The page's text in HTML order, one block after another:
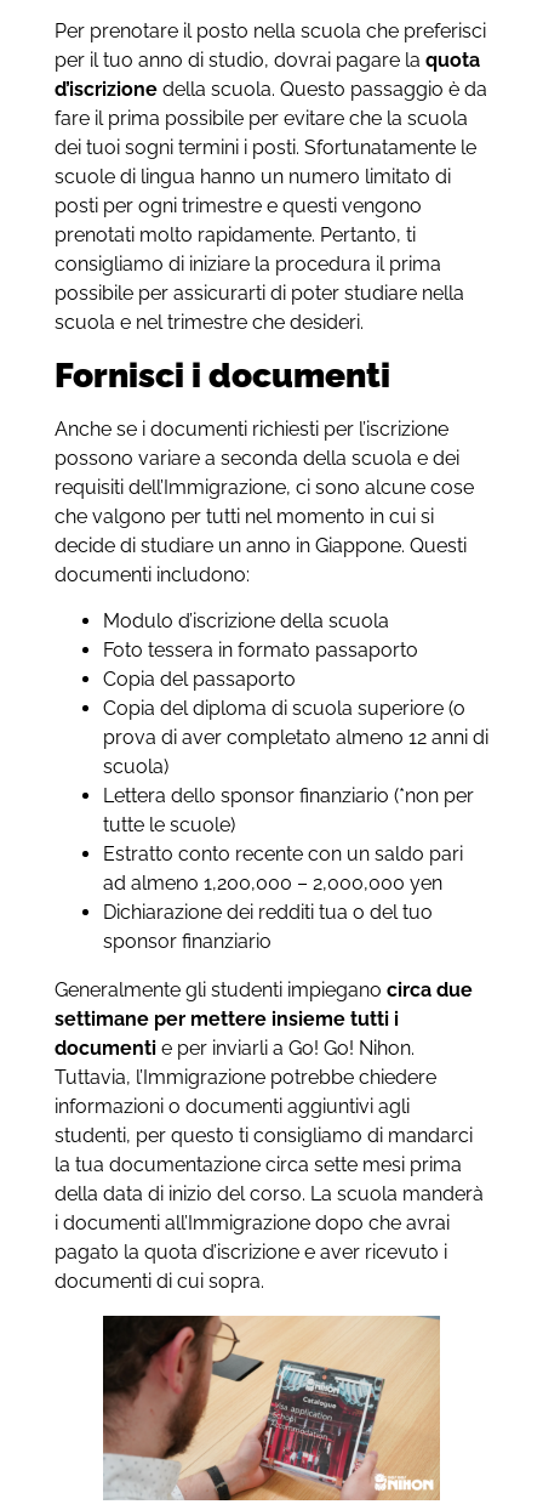
Per prenotare il posto nella scuola che preferisci
per il tuo anno di studio, dovrai pagare la quota
d’iscrizione della scuola. Questo passaggio è da
fare il prima possibile per evitare che la scuola
dei tuoi sogni termini i posti. Sfortunatamente le
scuole di lingua hanno un numero limitato di
posti per ogni trimestre e questi vengono
prenotati molto rapidamente. Pertanto, ti
consigliamo di iniziare la procedura il prima
possibile per assicurarti di poter studiare nella
scuola e nel trimestre che desideri.
Fornisci i documenti
Anche se i documenti richiesti per l’iscrizione
possono variare a seconda della scuola e dei
requisiti dell’Immigrazione, ci sono alcune cose
che valgono per tutti nel momento in cui si
decide di studiare un anno in Giappone. Questi
documenti includono:
Modulo d’iscrizione della scuola
Foto tessera in formato passaporto
Copia del passaporto
Copia del diploma di scuola superiore (o
prova di aver completato almeno 12 anni di
scuola)
Lettera dello sponsor finanziario (*non per
tutte le scuole)
Estratto conto recente con un saldo pari
ad almeno 1,200,000 – 2,000,000 yen
Dichiarazione dei redditi tua o del tuo
sponsor finanziario
Generalmente gli studenti impiegano circa due
settimane per mettere insieme tutti i
documentie per inviarli a Go! Go! Nihon.
Tuttavia, l’Immigrazione potrebbe chiedere
informazioni o documenti aggiuntivi agli
studenti, per questo ti consigliamo di mandarci
la tua documentazione circa sette mesi prima
della data di inizio del corso. La scuola manderà
i documenti all’Immigrazione dopo che avrai
pagato la quota d’iscrizione e aver ricevuto i
documenti di cui sopra.